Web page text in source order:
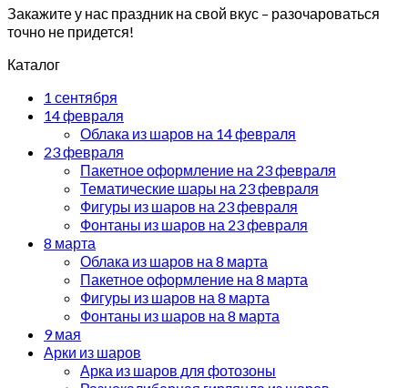
Закажите у нас праздник на свой вкус – разочароваться
точно не придется!
Каталог
1 сентября
14 февраля
Облака из шаров на 14 февраля
23 февраля
Пакетное оформление на 23 февраля
Тематические шары на 23 февраля
Фигуры из шаров на 23 февраля
Фонтаны из шаров на 23 февраля
8 марта
Облака из шаров на 8 марта
Пакетное оформление на 8 марта
Фигуры из шаров на 8 марта
Фонтаны из шаров на 8 марта
9 мая
Арки из шаров
Арка из шаров для фотозоны